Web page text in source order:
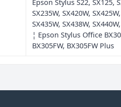
SX235W, SX420W,
SX435W, SX438W,
¦ Epson Stylus Office
BX305FW, BX305FW Plus